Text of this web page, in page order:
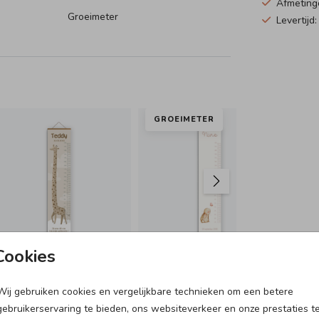
gebruiken cookies en vergelijkbare technieken om een betere
te bieden, ons websiteverkeer en onze prestaties te
Groeimeter
GROEIMETER
DOOPSUIKERDOOSJE